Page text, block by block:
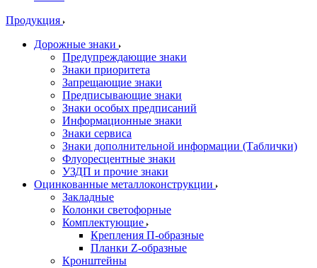
Продукция
Дорожные знаки
Предупреждающие знаки
Знаки приоритета
Запрещающие знаки
Предписывающие знаки
Знаки особых предписаний
Информационные знаки
Знаки сервиса
Знаки дополнительной информации (Таблички)
Флуоресцентные знаки
УЗДП и прочие знаки
Оцинкованные металлоконструкции
Закладные
Колонки светофорные
Комплектующие
Крепления П-образные
Планки Z-образные
Кронштейны